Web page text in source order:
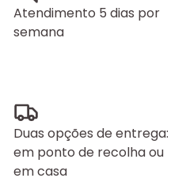
Atendimento 5 dias por
semana
Duas opções de entrega:
em ponto de recolha ou
em casa